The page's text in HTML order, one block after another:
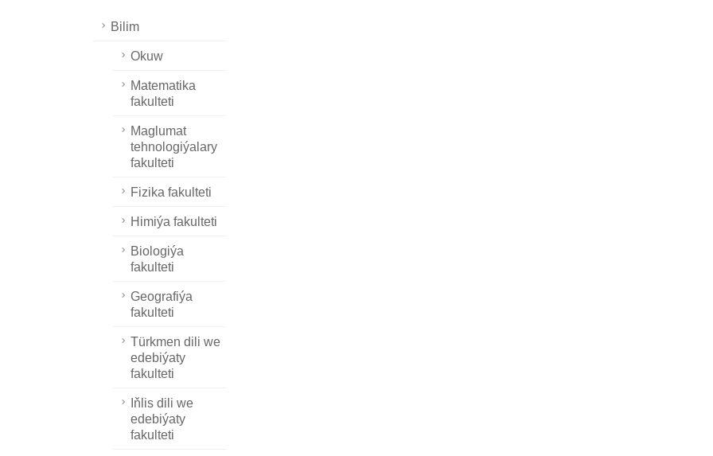
Bilim
Okuw
Matematika
fakulteti
Maglumat
tehnologiýalary
fakulteti
Fizika fakulteti
Himiýa fakulteti
Biologiýa
fakulteti
Geografiýa
fakulteti
Türkmen dili we
edebiýaty
fakulteti
Iňlis dili we
edebiýaty
fakulteti